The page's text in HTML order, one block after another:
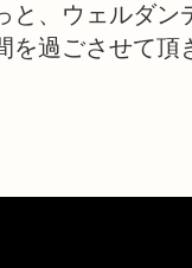
、ウェルダン
過ごさせて頂